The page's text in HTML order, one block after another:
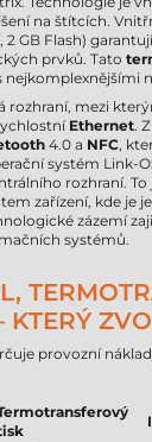
na štítcích.
2 GB Flash)
prvků. Tato
nejkomplexnějšími
rozhraní, mezi
Ethernet.
4.0 a NFC,
systém Link-
rozhraní.
zařízení, kde je
zázemí
systémů.
KTERÝ
provozní